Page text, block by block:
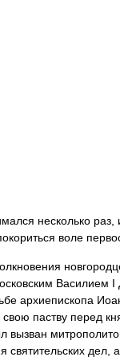
несколько раз,
воле
Василием I
архиепископа
свою паству перед
вызван
святительских дел,